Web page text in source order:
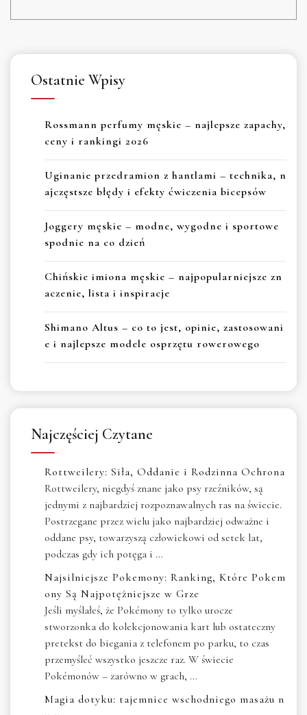
Ostatnie Wpisy
Rossmann perfumy męskie – najlepsze zapachy,
ceny i rankingi 2026
Uginanie przedramion z hantlami – technika, n
ajczęstsze błędy i efekty ćwiczenia bicepsów
Joggery męskie – modne, wygodne i sportowe
spodnie na co dzień
Chińskie imiona męskie – najpopularniejsze zn
aczenie, lista i inspiracje
Shimano Altus – co to jest, opinie, zastosowani
e i najlepsze modele osprzętu rowerowego
Najczęściej Czytane
Rottweilery: Siła, Oddanie i Rodzinna Ochrona
Rottweilery, niegdyś znane jako psy rzeźników, są
jednymi z najbardziej rozpoznawalnych ras na świecie.
Postrzegane przez wielu jako najbardziej odważne i
oddane psy, towarzyszą człowiekowi od setek lat,
podczas gdy ich potęga i …
Najsilniejsze Pokemony: Ranking, Które Pokem
ony Są Najpotężniejsze w Grze
Jeśli myślałeś, że Pokémony to tylko urocze
stworzonka do kolekcjonowania kart lub ostateczny
pretekst do biegania z telefonem po parku, to czas
przemyśleć wszystko jeszcze raz. W świecie
Pokémonów – zarówno w grach, …
Magia dotyku: tajemnice wschodniego masażu n